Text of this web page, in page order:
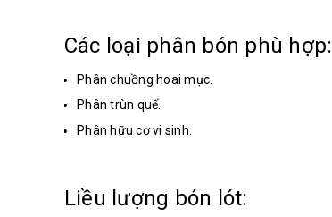
Các loại phân bón phù hợp:
Phân chuồng hoai mục.
Phân trùn quế.
Phân hữu cơ vi sinh.
Liều lượng bón lót: